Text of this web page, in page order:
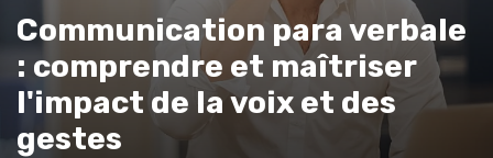
Communication para verbale
: comprendre et maîtriser
l'impact de la voix et des
gestes